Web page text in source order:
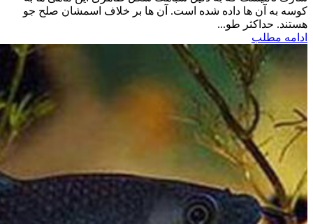
کوسه به آن ها داده شده است. آن ها بر خلاف اسمشان صلح جو
هستند. حداکثر طو...
ادامه مطلب